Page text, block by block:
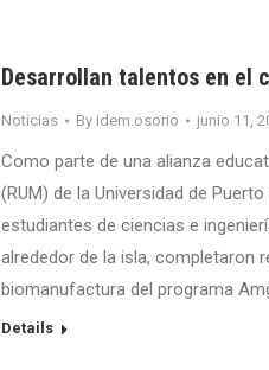
Desarrollan talentos en el
Noticias By idem.osorio junio 11,
Como parte de una alianza
(RUM) de la Universidad de
estudiantes de ciencias e
alrededor de la isla, completaron
biomanufactura del programa
Details